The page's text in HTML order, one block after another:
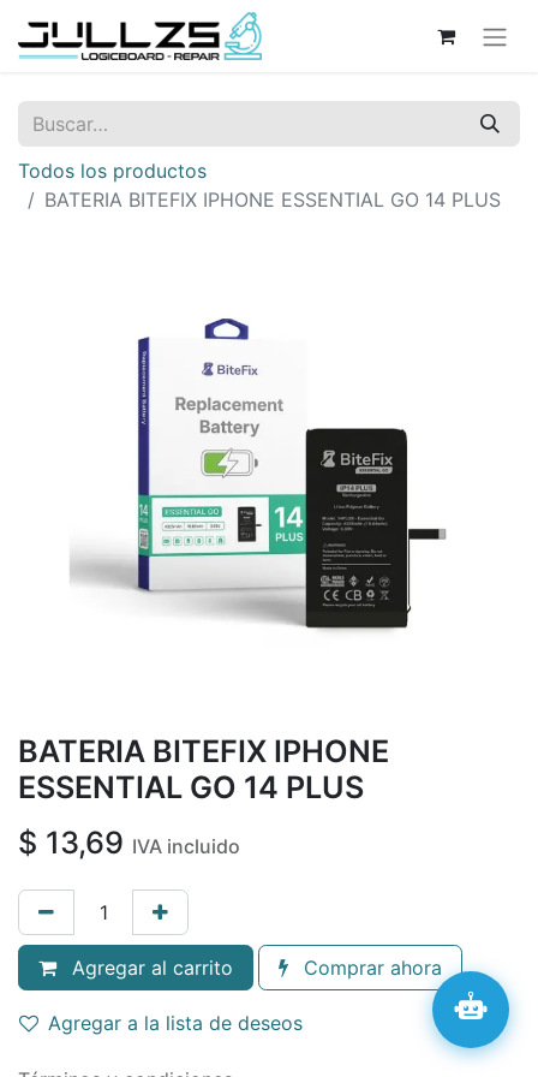
Todos los productos
BATERIA BITEFIX IPHONE ESSENTIAL GO 14 PLUS
BATERIA BITEFIX IPHONE
ESSENTIAL GO 14 PLUS
$ 13,69 IVA incluido
Agregar al carrito Comprar ahora
Agregar a la lista de deseos